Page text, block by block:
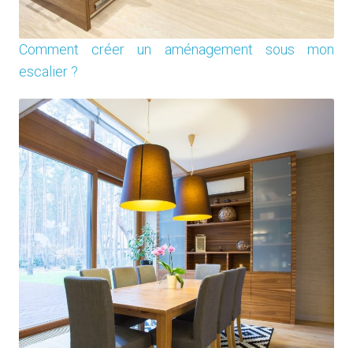
Comment créer un aménagement sous mon
escalier ?